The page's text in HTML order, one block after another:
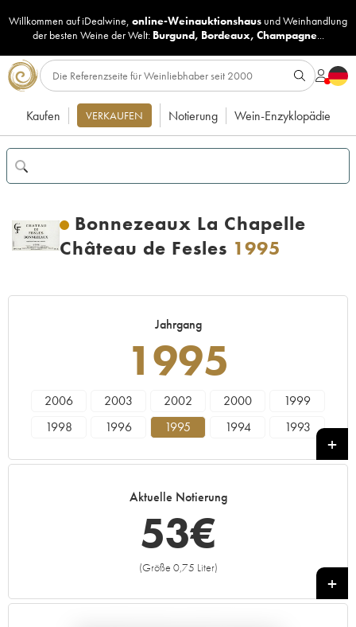
Willkommen auf iDealwine, online-Weinauktionshaus undWeinhandlung
der besten Weine der Welt: Burgund, Bordeaux, Champagne...
Kaufen VERKAUFEN Notierung Wein-Enzyklopädie
Bonnezeaux La Chapelle
Château de Fesles 1995
Jahrgang
1995
2006 2003 2002 2000
1999
1998
1996 1995 1994
1993
Aktuelle Notierung
53€
(Größe 0,75 Liter)
+